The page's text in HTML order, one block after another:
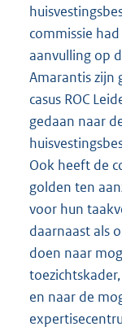
commissie
aanvulling op
Amarantis zijn
casus ROC
gedaan naar
Ook heeft de
golden ten
voor hun
daarnaast als
doen naar
en naar de